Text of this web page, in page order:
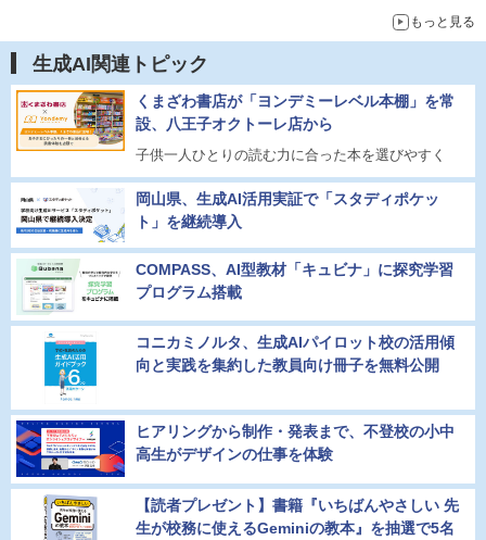
もっと見る
生成AI関連トピック
くまざわ書店が「ヨンデミーレベル本棚」を常
設、八王子オクトーレ店から
子供一人ひとりの読む力に合った本を選びやすく
岡山県、生成AI活用実証で「スタディポケッ
ト」を継続導入
COMPASS、AI型教材「キュビナ」に探究学習
プログラム搭載
コニカミノルタ、生成AIパイロット校の活用傾
向と実践を集約した教員向け冊子を無料公開
ヒアリングから制作・発表まで、不登校の小中
高生がデザインの仕事を体験
【読者プレゼント】書籍『いちばんやさしい 先
生が校務に使えるGeminiの教本』を抽選で5名